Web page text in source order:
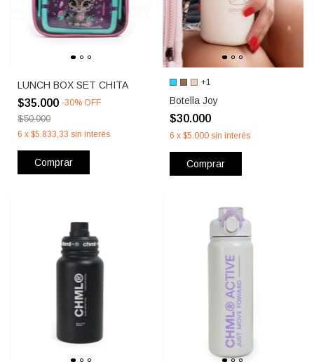
LUNCH BOX SET CHITA
$35.000 -30% OFF
$50.000
6 x $5.833,33 sin interés
Comprar
+1
Botella Joy
$30.000
6 x $5.000 sin interés
Comprar